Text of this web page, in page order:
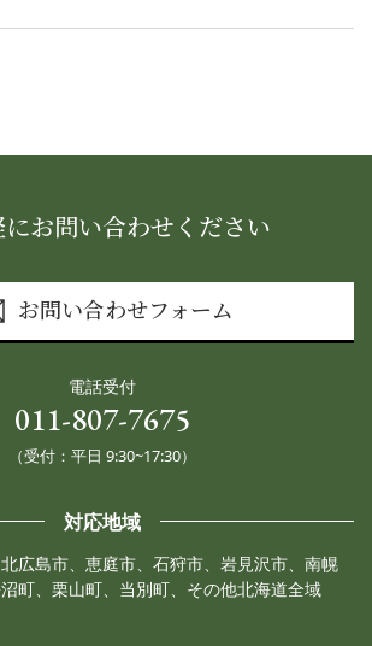
お問い合わせください
お問い合わせフォーム
電話受付
011-807-7675
（受付：平日 9:30~17:30）
対応地域
広島市、恵庭市、石狩市、岩見沢市、南幌
町、栗山町、当別町、その他北海道全域